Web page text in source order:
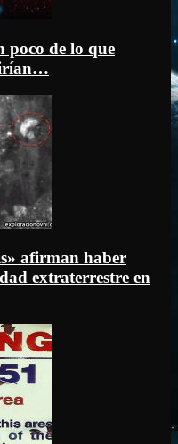
poco de lo que
afirman haber
extraterrestre en